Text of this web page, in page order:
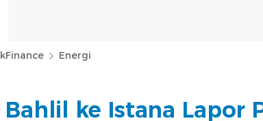
Energi
Bahlil ke Istana Lapor